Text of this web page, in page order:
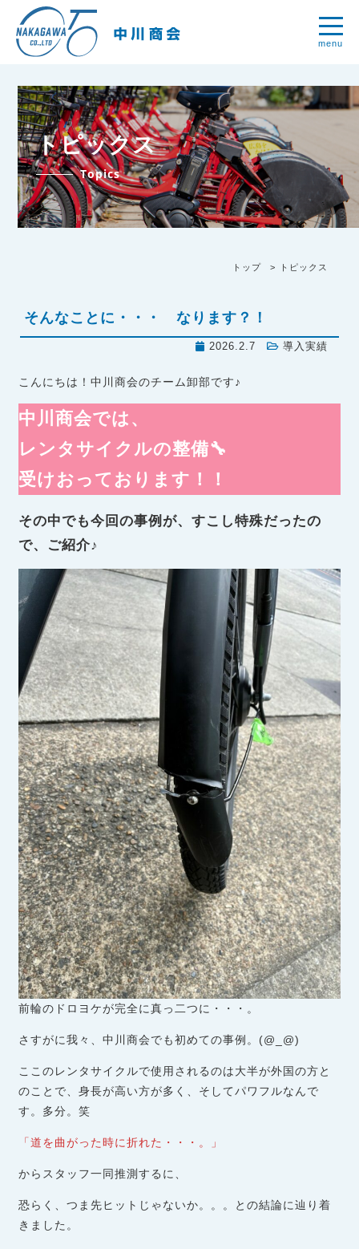
menu
トピックス
Topics
トップ トピックス
そんなことに・・・ なります？！
2026.2.7 導入実績
こんにちは！中川商会のチーム卸部です♪
中川商会では、
レンタサイクルの整備🔧
受けおっております！！
その中でも今回の事例が、すこし特殊だったの
で、ご紹介♪
前輪のドロヨケが完全に真っ二つに・・・。
さすがに我々、中川商会でも初めての事例。(@_@)
ここのレンタサイクルで使用されるのは大半が外国の方と
のことで、身長が高い方が多く、そしてパワフルなんで
す。多分。笑
「道を曲がった時に折れた・・・。」
からスタッフ一同推測するに、
恐らく、つま先ヒットじゃないか。。。との結論に辿り着
きました。